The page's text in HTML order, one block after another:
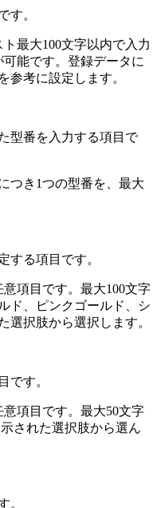
す。
最大100文字以内で入力
能です。登録データに
参考に設定します。
型番を入力する項目で
つき1つの型番を、最大
する項目です。
項目です。最大100文字
ド、ピンクゴールド、シ
選択肢から選択します。
です。
項目です。最大50文字
された選択肢から選ん
。